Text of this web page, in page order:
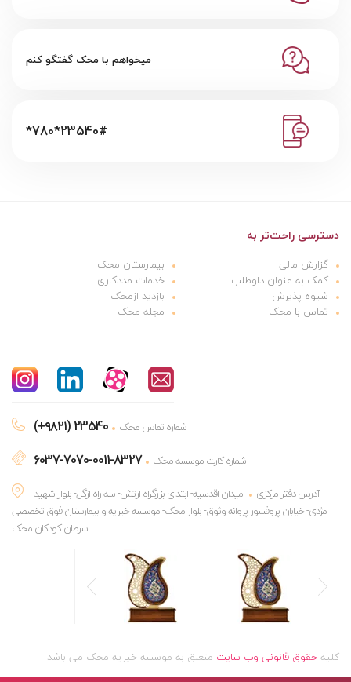
میخواهم با محک گفتگو کنم
*780*23540#
دسترسی راحت‌تر به
گزارش مالی
بیمارستان محک
کمک به عنوان داوطلب
خدمات مددکاری
شیوه پذیرش
بازدید ازمحک
تماس با محک
مجله محک
(+۹۸۲۱) 23540 شماره تماس محک
6037-7070-0011-8327
شماره کارت موسسه محک
آدرس دفتر مرکزی
میدان اقدسیه- ابتدای بزرگراه ارتش- سه راه ازگل- بلوار شهید
مژدی- خیابان پروفسور پروانه وثوق- بلوار محک- موسسه خیریه و بیمارستان فوق تخصصی
سرطان کودکان محک
کلیهحقوق قانونی وب سایت متعلق به موسسه خیریه محک می باشد